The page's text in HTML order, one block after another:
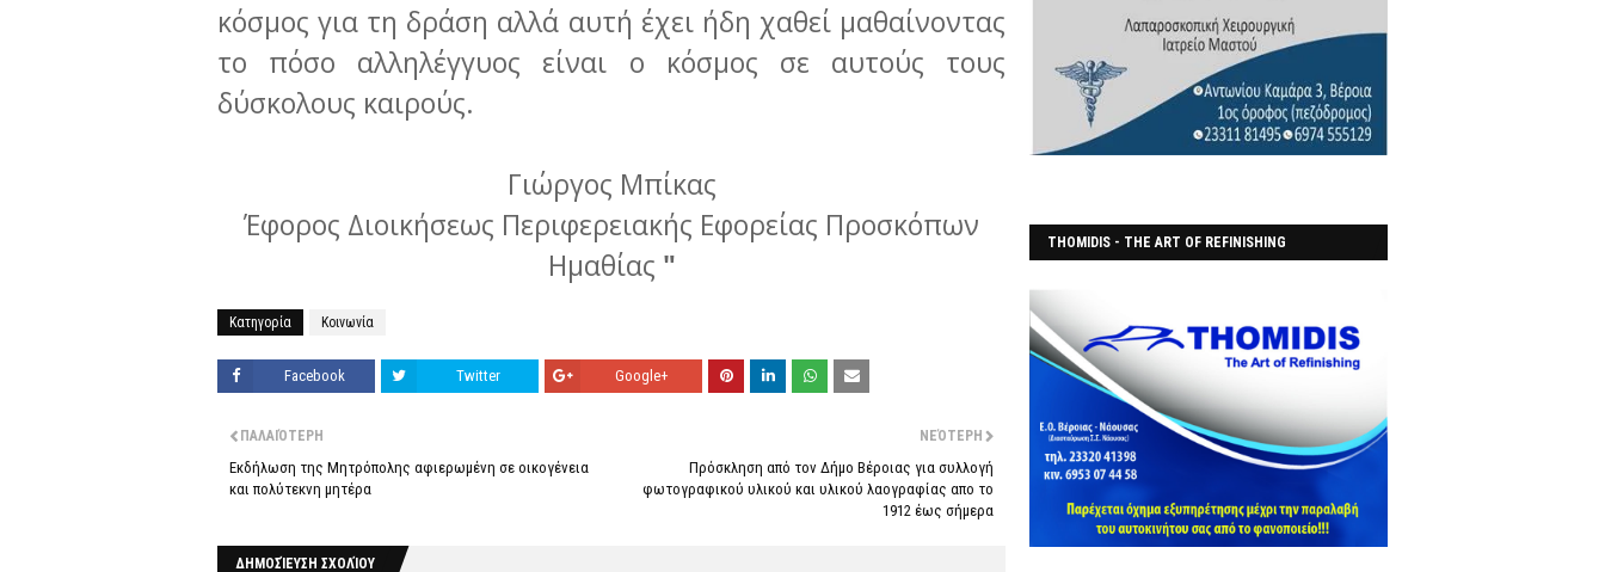
κόσμος για τη δράση αλλά αυτή έχει ήδη χαθεί μαθαίνοντας
το πόσο αλληλέγγυος είναι ο κόσμος σε αυτούς τους
δύσκολους καιρούς.
Γιώργος Μπίκας
Έφορος Διοικήσεως Περιφερειακής Εφορείας Προσκόπων
Ημαθίας "
Κατηγορία Κοινωνία
Facebook Twitter Google+
ΝΕΌΤΕΡΗ
Πρόσκληση από τον Δήμο Βέροιας για συλλογή
φωτογραφικού υλικού και υλικού λαογραφίας απο το
1912 έως σήμερα
ΠΑΛΑΙΌΤΕΡΗ
Εκδήλωση της Μητρόπολης αφιερωμένη σε οικογένεια
και πολύτεκνη μητέρα
ΔΗΜΟΣΊΕΥΣΗ ΣΧΟΛΊΟΥ
THOMIDIS - THE ART OF REFINISHING